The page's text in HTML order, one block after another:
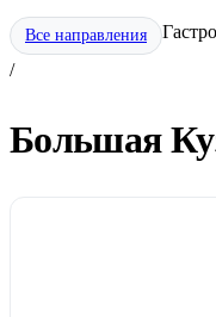
Все направления
/
Большая